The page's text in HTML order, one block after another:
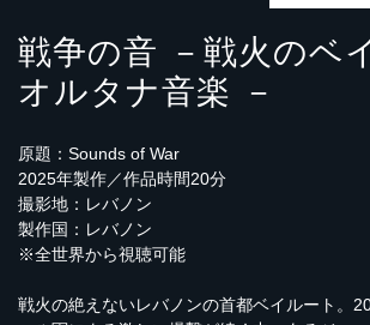
戦争の音 －戦火のベ
オルタナ音楽 －
原題：Sounds of War
2025年製作／作品時間20分
撮影地：レバノン
製作国：レバノン
※全世界から視聴可能
戦火の絶えないレバノンの首都ベイルート。